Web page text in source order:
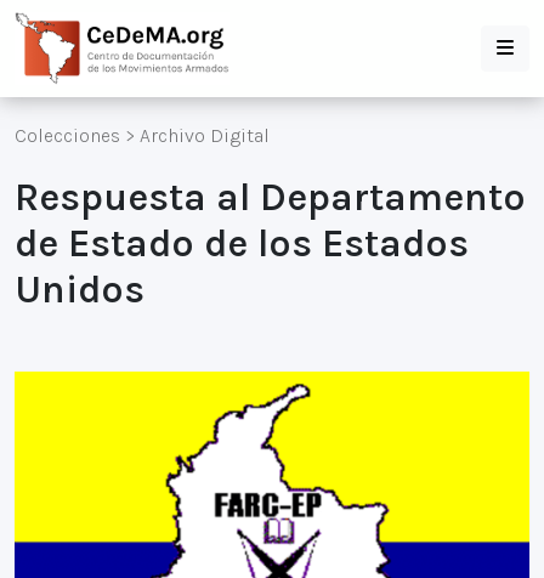
Colecciones > Archivo Digital
Respuesta al Departamento
de Estado de los Estados
Unidos